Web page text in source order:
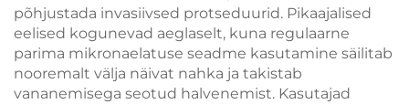
põhjustada invasiivsed protseduurid. Pikaajalised
eelised kogunevad aeglaselt, kuna regulaarne
parima mikronaelatuse seadme kasutamine säilitab
nooremalt välja näivat nahka ja takistab
vananemisega seotud halvenemist. Kasutajad